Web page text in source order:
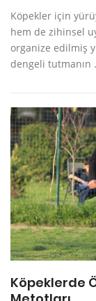
Köpekler için
hem de zihinsel
organize edilmiş
dengeli tutmanın
Köpeklerde